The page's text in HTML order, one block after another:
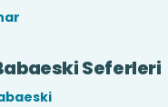
Seferleri